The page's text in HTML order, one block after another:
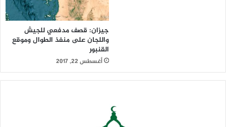
جيزان: قصف مدفعي للجيش
واللجان على منفذ الطوال وموقع
القنبور
أغسطس 22, 2017